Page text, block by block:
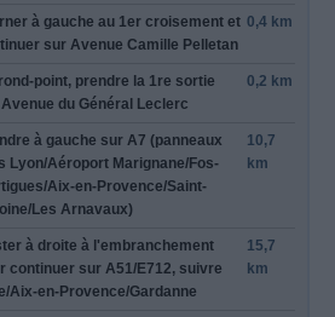
à gauche au 1er croisement et
sur Avenue Camille Pelletan
0,4 km
point, prendre la 1re sortie
Avenue du Général Leclerc
0,2 km
à gauche sur A7 (panneaux
Lyon/Aéroport Marignane/Fos-
/Aix-en-Provence/Saint-
/Les Arnavaux)
10,7
km
à droite à l'embranchement
continuer sur A51/E712, suivre
/Aix-en-Provence/Gardanne
15,7
km
cet avis